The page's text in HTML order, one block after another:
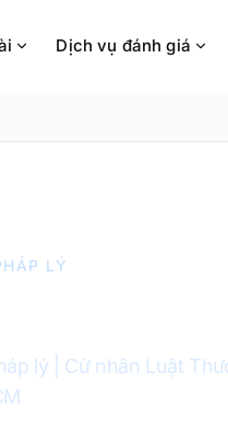
Dịch vụ đánh giá
LÝ
lý | Cử nhân Luật